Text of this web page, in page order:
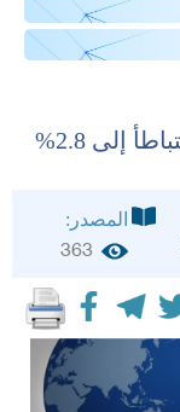
OECD: نمو الاقتصاد العالمي سيتباطأ إلى 2.8%
المصدر:
363